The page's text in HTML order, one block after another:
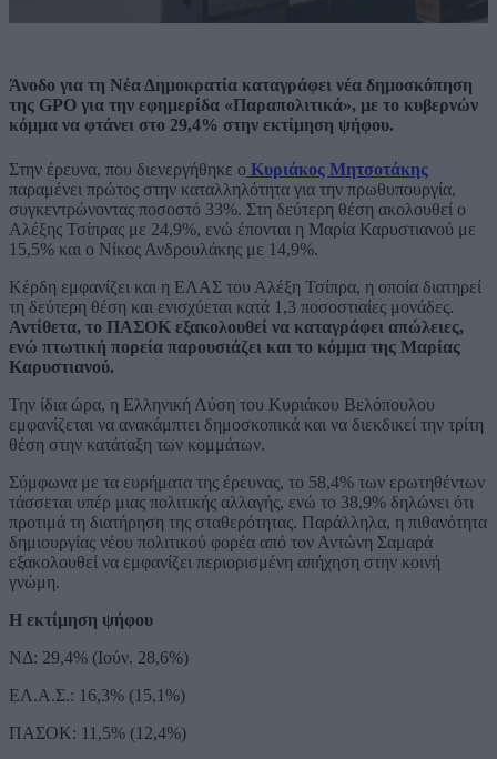
Άνοδο για τη Νέα Δημοκρατία καταγράφει νέα δημοσκόπηση
της GPO για την εφημερίδα «Παραπολιτικά», με το κυβερνών
κόμμα να φτάνει στο 29,4% στην εκτίμηση ψήφου.
Στην έρευνα, που διενεργήθηκε ο Κυριάκος Μητσοτάκης
παραμένει πρώτος στην καταλληλότητα για την πρωθυπουργία,
συγκεντρώνοντας ποσοστό 33%. Στη δεύτερη θέση ακολουθεί ο
Αλέξης Τσίπρας με 24,9%, ενώ έπονται η Μαρία Καρυστιανού με
15,5% και ο Νίκος Ανδρουλάκης με 14,9%.
Κέρδη εμφανίζει και η ΕΛΑΣ του Αλέξη Τσίπρα, η οποία διατηρεί
τη δεύτερη θέση και ενισχύεται κατά 1,3 ποσοστιαίες μονάδες.
Αντίθετα, το ΠΑΣΟΚ εξακολουθεί να καταγράφει απώλειες,
ενώ πτωτική πορεία παρουσιάζει και το κόμμα της Μαρίας
Καρυστιανού.
Την ίδια ώρα, η Ελληνική Λύση του Κυριάκου Βελόπουλου
εμφανίζεται να ανακάμπτει δημοσκοπικά και να διεκδικεί την τρίτη
θέση στην κατάταξη των κομμάτων.
Σύμφωνα με τα ευρήματα της έρευνας, το 58,4% των ερωτηθέντων
τάσσεται υπέρ μιας πολιτικής αλλαγής, ενώ το 38,9% δηλώνει ότι
προτιμά τη διατήρηση της σταθερότητας. Παράλληλα, η πιθανότητα
δημιουργίας νέου πολιτικού φορέα από τον Αντώνη Σαμαρά
εξακολουθεί να εμφανίζει περιορισμένη απήχηση στην κοινή
γνώμη.
Η εκτίμηση ψήφου
ΝΔ: 29,4% (Ιούν. 28,6%)
ΕΛ.Α.Σ.: 16,3% (15,1%)
ΠΑΣΟΚ: 11,5% (12,4%)